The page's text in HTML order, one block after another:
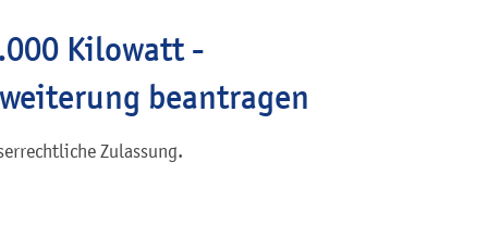
Kilowatt -
beantragen
Zulassung.